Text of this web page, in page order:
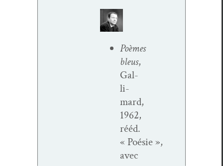
Poèmes
bleus,
Gal­
li­
mard,
1962,
rééd.
« Poésie »,
avec